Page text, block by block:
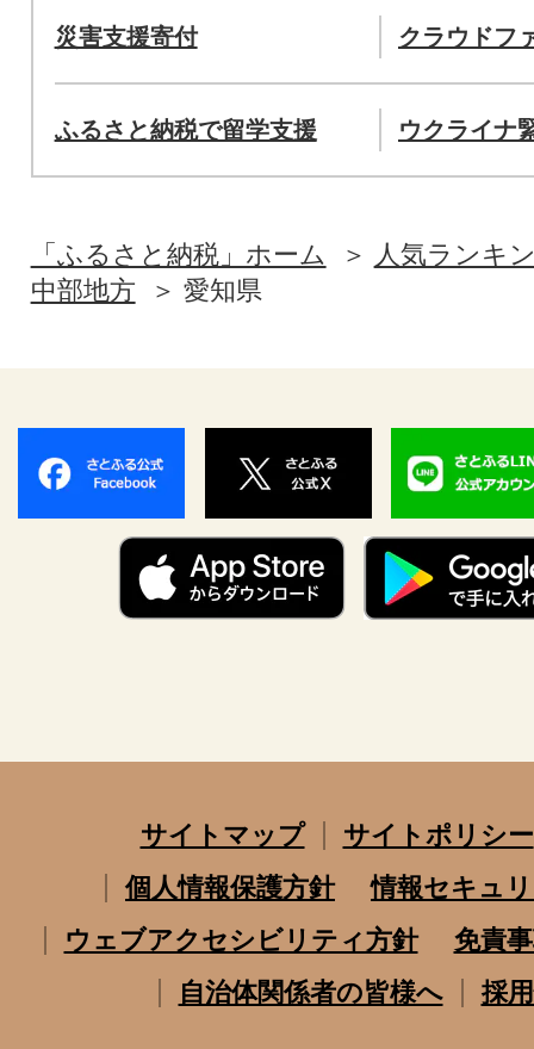
災害支援寄付 クラウドフ
ふるさと納税で留学支援 ウクライナ
「ふるさと納税」ホーム
人気ランキ
中部地方
愛知県
サイトマップ
サイトポリシー
個人情報保護方針
情報セキュ
ウェブアクセシビリティ方針
免責
自治体関係者の皆様へ
採